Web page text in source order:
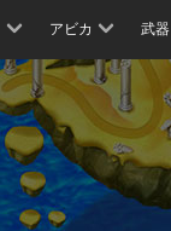
アビカ 武器